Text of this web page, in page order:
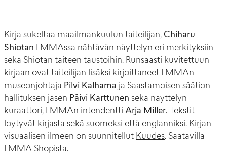
Kirja sukeltaa maailmankuulun taiteilijan, Chiharu
Shiotan EMMAssa nähtävän näyttelyn eri merkityksiin
sekä Shiotan taiteen taustoihin. Runsaasti kuvitettuun
kirjaan ovat taiteilijan lisäksi kirjoittaneet EMMAn
museonjohtaja Pilvi Kalhama ja Saastamoisen säätiön
hallituksen jäsen Päivi Karttunen sekä näyttelyn
kuraattori, EMMAn intendentti Arja Miller. Tekstit
löytyvät kirjasta sekä suomeksi että englanniksi. Kirjan
visuaalisen ilmeen on suunnitellut Kuudes. Saatavilla
EMMA Shopista.